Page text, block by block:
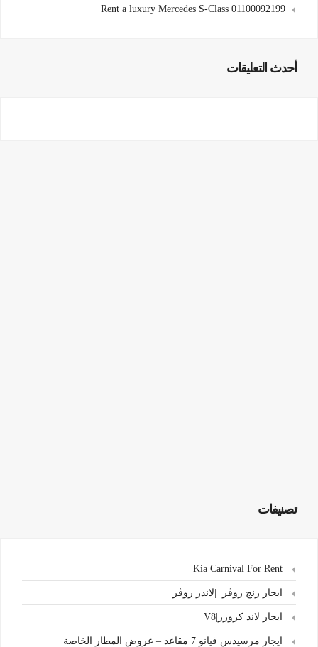
Rent a luxury Mercedes S-Class 01100092199
أحدث التعليقات
تصنيفات
ايجار رنج روڤر |لاندر روڤر
ايجار لاند كروزر|V8
ايجار مرسيدس فيانو 7 مقاعد – عروض المطار الخاصة